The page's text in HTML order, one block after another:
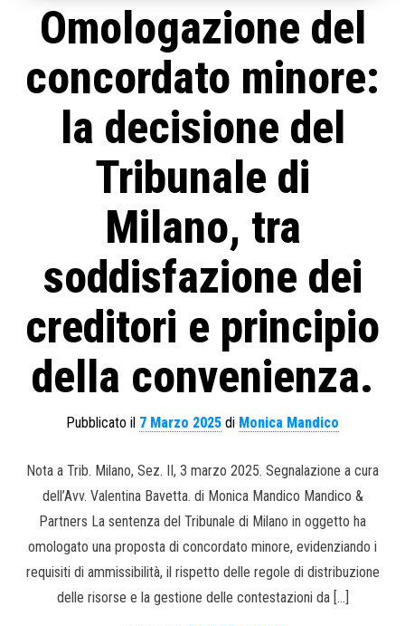
Omologazione del
concordato minore:
la decisione del
Tribunale di
Milano, tra
soddisfazione dei
creditori e principio
della convenienza.
Pubblicato il 7 Marzo 2025 di Monica Mandico
Nota a Trib. Milano, Sez. II, 3 marzo 2025. Segnalazione a cura
dell’Avv. Valentina Bavetta. di Monica Mandico Mandico &
Partners La sentenza del Tribunale di Milano in oggetto ha
omologato una proposta di concordato minore, evidenziando i
requisiti di ammissibilità, il rispetto delle regole di distribuzione
delle risorse e la gestione delle contestazioni da […]